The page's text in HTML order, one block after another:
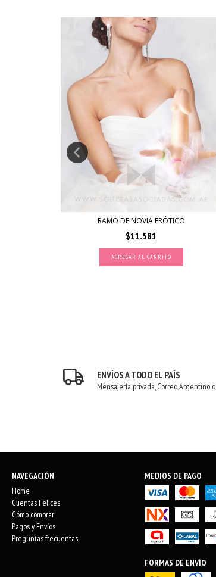
RAMO DE NOVIA ERÓTICO
$11.581
ENVÍOS A TODO EL PAÍS
Mensajería privada, Correo Argentino
NAVEGACIÓN
Home
Clientas Felices
Cómo comprar
Pagos y Envíos
Preguntas frecuentas
MEDIOS DE PAGO
FORMAS DE ENVÍO